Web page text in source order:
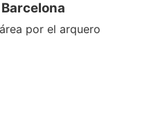
por el arquero